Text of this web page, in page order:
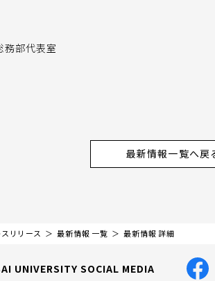
部代表室
最新情報一覧へ戻
リリース 最新情報 一覧 最新情報 詳細
UNIVERSITY SOCIAL MEDIA